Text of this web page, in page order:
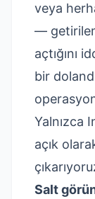
veya
—
açtığını
bir
Yalnızca
açık
Salt